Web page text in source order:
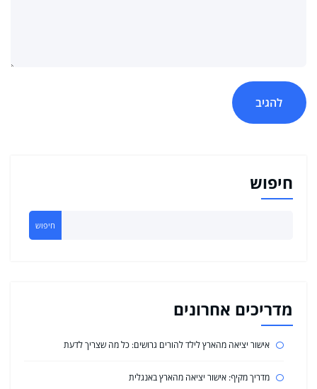
חיפוש
חיפוש
מדריכים אחרונים
אישור יציאה מהארץ לילד להורים גרושים: כל מה שצריך לדעת
מדריך מקיף: אישור יציאה מהארץ באנגלית